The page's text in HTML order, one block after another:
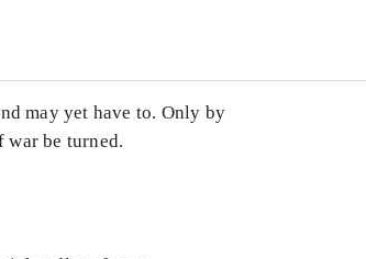
may yet have to. Only by
war be turned.